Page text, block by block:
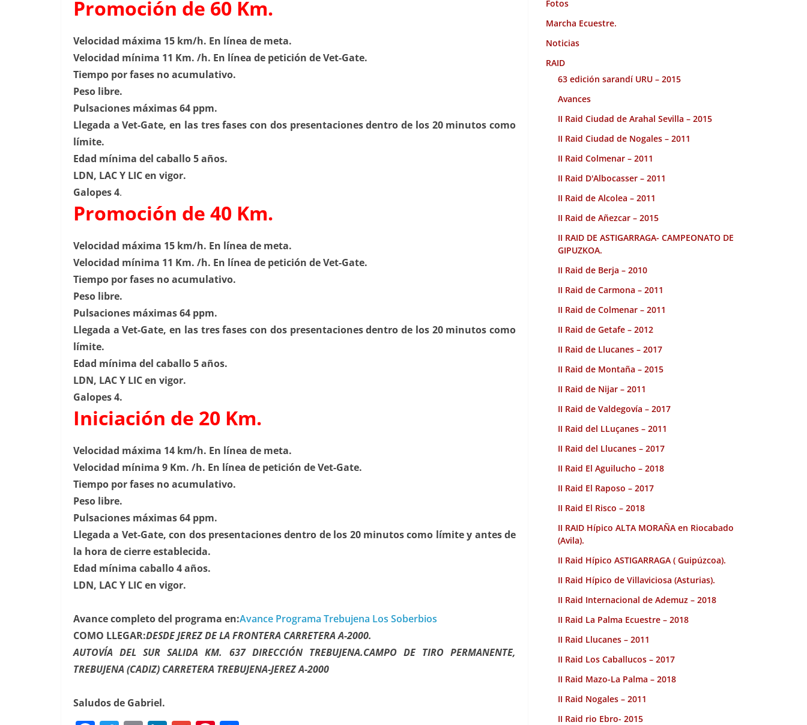
Promoción de 60 Km.
Velocidad máxima 15 km/h. En línea de meta.
Velocidad mínima 11 Km. /h. En línea de petición de Vet-Gate.
Tiempo por fases no acumulativo.
Peso libre.
Pulsaciones máximas 64 ppm.
Llegada a Vet-Gate, en las tres fases con dos presentaciones dentro de los 20 minutos como
límite.
Edad mínima del caballo 5 años.
LDN, LAC Y LIC en vigor.
Galopes 4.
Promoción de 40 Km.
Velocidad máxima 15 km/h. En línea de meta.
Velocidad mínima 11 Km. /h. En línea de petición de Vet-Gate.
Tiempo por fases no acumulativo.
Peso libre.
Pulsaciones máximas 64 ppm.
Llegada a Vet-Gate, en las tres fases con dos presentaciones dentro de los 20 minutos como
límite.
Edad mínima del caballo 5 años.
LDN, LAC Y LIC en vigor.
Galopes 4.
Iniciación de 20 Km.
Velocidad máxima 14 km/h. En línea de meta.
Velocidad mínima 9 Km. /h. En línea de petición de Vet-Gate.
Tiempo por fases no acumulativo.
Peso libre.
Pulsaciones máximas 64 ppm.
Llegada a Vet-Gate, con dos presentaciones dentro de los 20 minutos como límite y antes de
la hora de cierre establecida.
Edad mínima caballo 4 años.
LDN, LAC Y LIC en vigor.
Avance completo del programa en:Avance Programa Trebujena Los Soberbios
COMO LLEGAR:DESDE JEREZ DE LA FRONTERA CARRETERA A-2000.
AUTOVÍA DEL SUR SALIDA KM. 637 DIRECCIÓN TREBUJENA.CAMPO DE TIRO PERMANENTE,
TREBUJENA (CADIZ) CARRETERA TREBUJENA-JEREZ A-2000
Saludos de Gabriel.
Fotos
Marcha Ecuestre.
Noticias
RAID
63 edición sarandí URU – 2015
Avances
II Raid Ciudad de Arahal Sevilla – 2015
II Raid Ciudad de Nogales – 2011
II Raid Colmenar – 2011
II Raid D'Albocasser – 2011
II Raid de Alcolea – 2011
II Raid de Añezcar – 2015
II RAID DE ASTIGARRAGA- CAMPEONATO DE
GIPUZKOA.
II Raid de Berja – 2010
II Raid de Carmona – 2011
II Raid de Colmenar – 2011
II Raid de Getafe – 2012
II Raid de Llucanes – 2017
II Raid de Montaña – 2015
II Raid de Nijar – 2011
II Raid de Valdegovía – 2017
II Raid del LLuçanes – 2011
II Raid del Llucanes – 2017
II Raid El Aguilucho – 2018
II Raid El Raposo – 2017
II Raid El Risco – 2018
II RAID Hípico ALTA MORAÑA en Riocabado
(Avila).
II Raid Hípico ASTIGARRAGA ( Guipúzcoa).
II Raid Hípico de Villaviciosa (Asturias).
II Raid Internacional de Ademuz – 2018
II Raid La Palma Ecuestre – 2018
II Raid Llucanes – 2011
II Raid Los Caballucos – 2017
II Raid Mazo-La Palma – 2018
II Raid Nogales – 2011
II Raid rio Ebro- 2015